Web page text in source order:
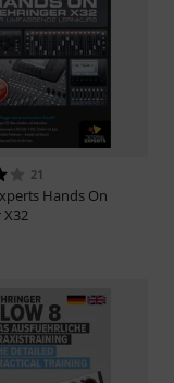
21
Hands On
X32